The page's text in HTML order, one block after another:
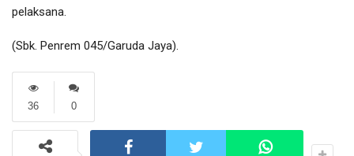
pelaksana.
(Sbk. Penrem 045/Garuda Jaya).
0
36